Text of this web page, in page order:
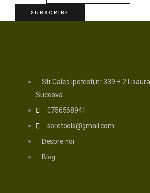
SUBSCRIBE
Str Calea Ipotesti,nr 339 H 2 Lisaura
Suceava
0756568941
soretools@gmail.com
Despre noi
Blog